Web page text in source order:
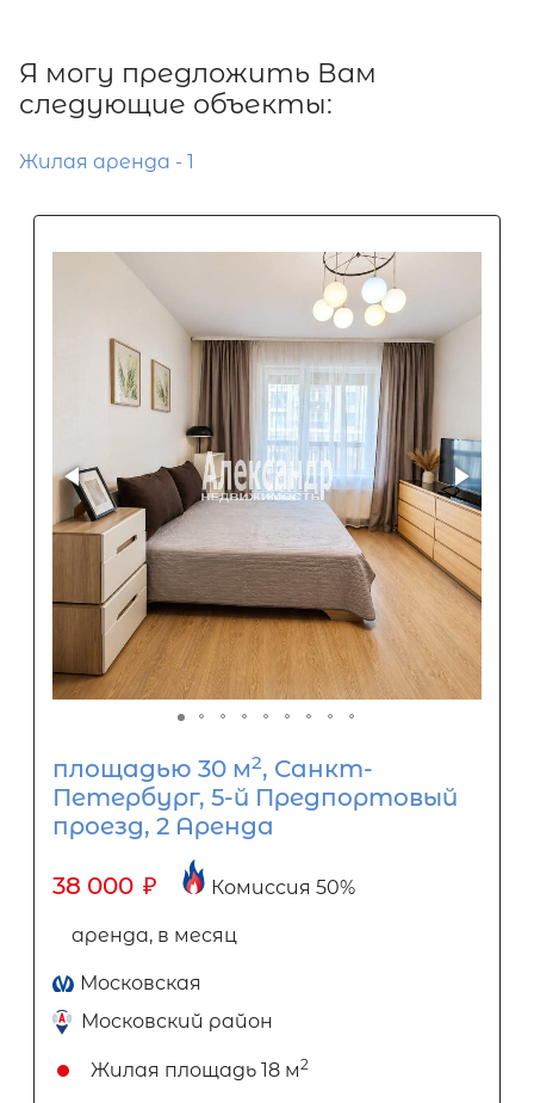
Я могу предложить Вам
следующие объекты:
Жилая аренда - 1
площадью 30 м2, Санкт-
Петербург, 5-й Предпортовый
проезд, 2 Аренда
38 000 ₽ Комиссия 50%
аренда, в месяц
Московская
Московский район
Жилая площадь 18 м2